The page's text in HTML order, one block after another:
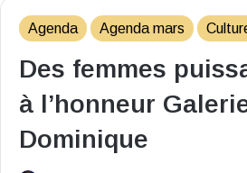
Agenda Agenda mars
Des femmes
à l’honneur
Dominique